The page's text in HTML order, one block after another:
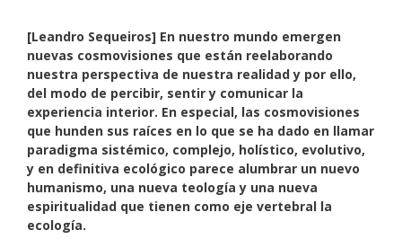
[Leandro Sequeiros] En nuestro mundo emergen
nuevas cosmovisiones que están reelaborando
nuestra perspectiva de nuestra realidad y por ello,
del modo de percibir, sentir y comunicar la
experiencia interior. En especial, las cosmovisiones
que hunden sus raíces en lo que se ha dado en llamar
paradigma sistémico, complejo, holístico, evolutivo,
y en definitiva ecológico parece alumbrar un nuevo
humanismo, una nueva teología y una nueva
espiritualidad que tienen como eje vertebral la
ecología.